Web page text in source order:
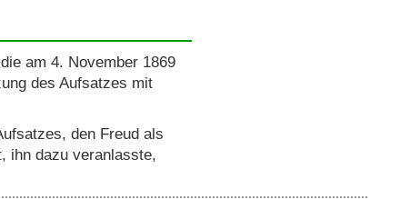
am 4. November 1869
des Aufsatzes mit
den Freud als
ihn dazu veranlasste,